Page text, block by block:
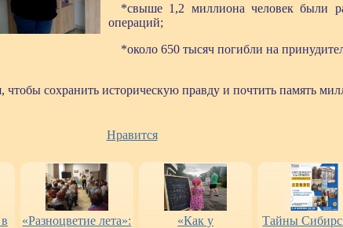
*свыше 1,2 миллиона человек были
операций;
*около 650 тысяч погибли на
сохранить историческую правду и почтить память
Нравится
«Разноцветие лета»: «Как у Тайны